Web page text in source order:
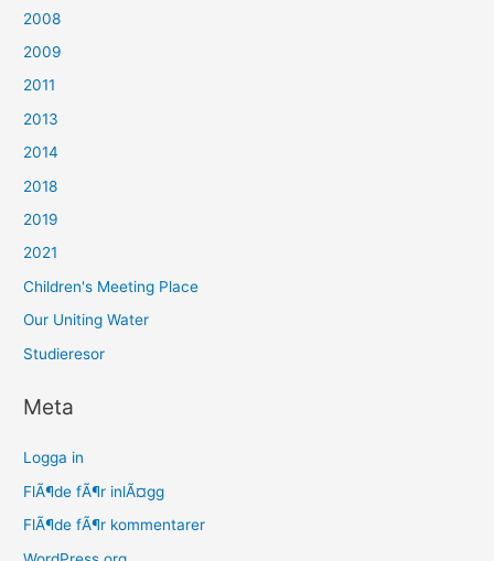
2008
2009
2011
2013
2014
2018
2019
2021
Children's Meeting Place
Our Uniting Water
Studieresor
Meta
Logga in
FlÃ¶de fÃ¶r inlÃ¤gg
FlÃ¶de fÃ¶r kommentarer